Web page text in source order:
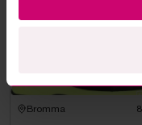
Bromma